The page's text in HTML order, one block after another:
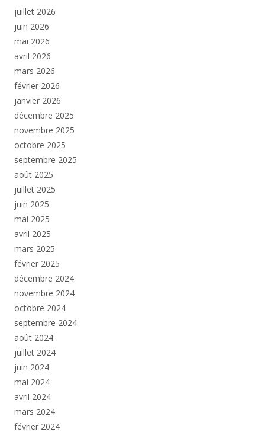
juillet 2026
juin 2026
mai 2026
avril 2026
mars 2026
février 2026
janvier 2026
décembre 2025
novembre 2025
octobre 2025
septembre 2025
août 2025
juillet 2025
juin 2025
mai 2025
avril 2025
mars 2025
février 2025
décembre 2024
novembre 2024
octobre 2024
septembre 2024
août 2024
juillet 2024
juin 2024
mai 2024
avril 2024
mars 2024
février 2024